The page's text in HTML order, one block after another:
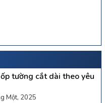
tường cắt dài theo yêu
Một, 2025